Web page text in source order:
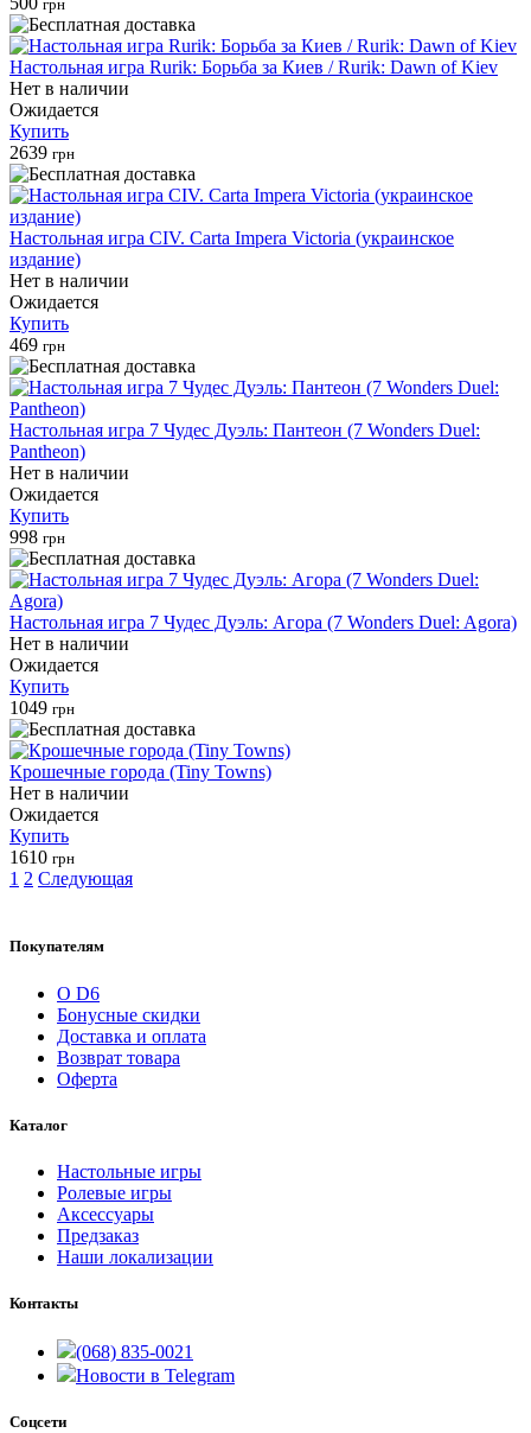
грн
Настольная игра Rurik: Борьба за Киев / Rurik: Dawn of Kiev
Нет в наличии
Ожидается
Купить
2639 грн
Настольная игра CIV. Carta Impera Victoria (украинское
издание)
Нет в наличии
Ожидается
Купить
469 грн
Настольная игра 7 Чудес Дуэль: Пантеон (7 Wonders Duel:
Pantheon)
Нет в наличии
Ожидается
Купить
998 грн
Настольная игра 7 Чудес Дуэль: Агора (7 Wonders Duel: Agora)
Нет в наличии
Ожидается
Купить
1049 грн
Крошечные города (Tiny Towns)
Нет в наличии
Ожидается
Купить
1610 грн
1 2 Следующая
Покупателям
О D6
Бонусные скидки
Доставка и оплата
Возврат товара
Оферта
Каталог
Настольные игры
Ролевые игры
Аксессуары
Предзаказ
Наши локализации
Контакты
(068) 835-0021
Новости в Telegram
Соцсети